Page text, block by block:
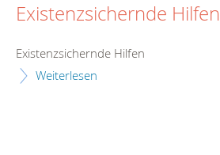
Existenzsichernde Hilfen
Existenzsichernde Hilfen
Weiterlesen